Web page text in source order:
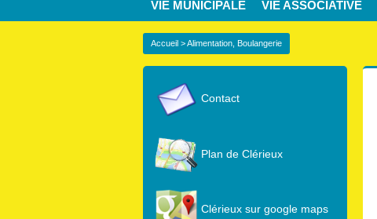
VIE MUNICIPALE VIE ASSOCIATIVE
Accueil > Alimentation, Boulangerie
Contact
Plan de Clérieux
Clérieux sur google maps